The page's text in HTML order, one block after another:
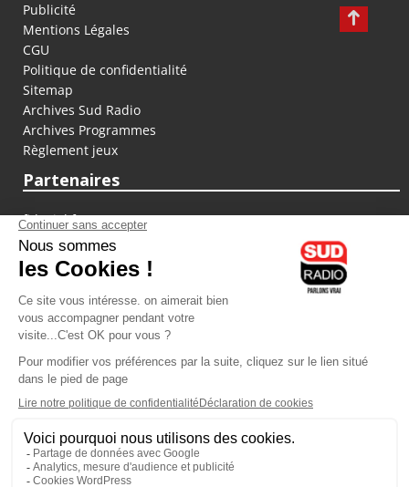
Publicité
Mentions Légales
CGU
Politique de confidentialité
Sitemap
Archives Sud Radio
Archives Programmes
Règlement jeux
Partenaires
fiducial.fr
lyoncapitale.fr
olympique-et-lyonnais.com
L'application Iphone / Android
Téléchargez l'application
Les cookies
Gestion des cookies
Crédit photos : ©Sud Radio / Pierre Olivier